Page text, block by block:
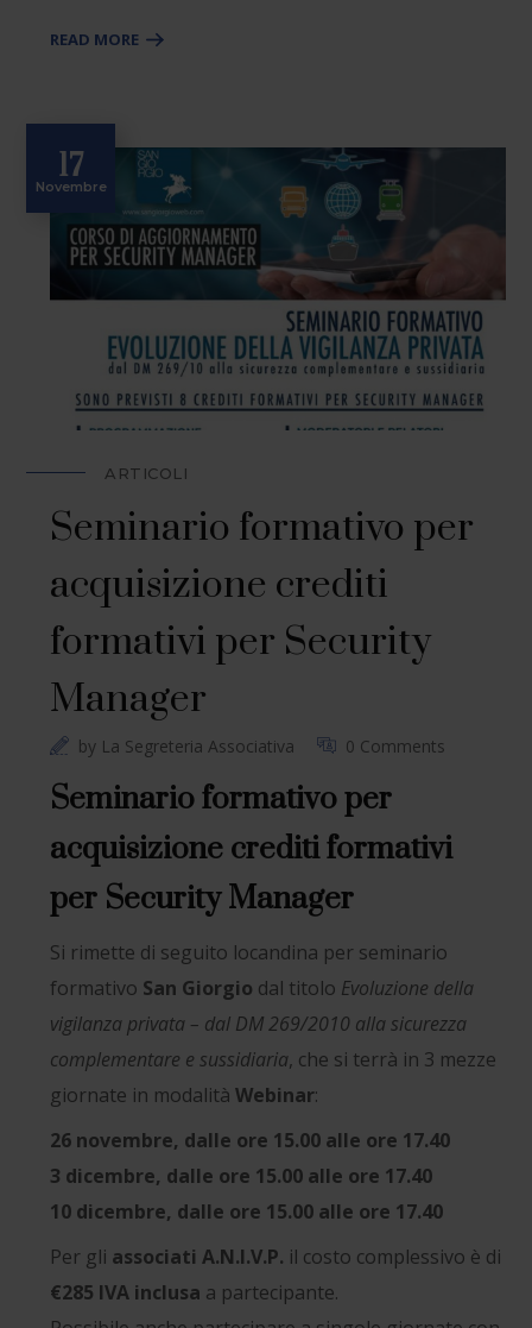
READ MORE
17
Novembre
ARTICOLI
Seminario formativo per
acquisizione crediti
formativi per Security
Manager
by La Segreteria Associativa 0 Comments
Seminario formativo per
acquisizione crediti formativi
per Security Manager
Si rimette di seguito locandina per seminario
formativo San Giorgio dal titolo Evoluzione della
vigilanza privata – dal DM 269/2010 alla sicurezza
complementare e sussidiaria, che si terrà in 3 mezze
giornate in modalitàWebinar:
26 novembre, dalle ore 15.00 alle ore 17.40
3 dicembre, dalle ore 15.00 alle ore 17.40
10 dicembre, dalle ore 15.00 alle ore 17.40
Per gli associati A.N.I.V.P. il costo complessivo è di
€285 IVA inclusa a partecipante.